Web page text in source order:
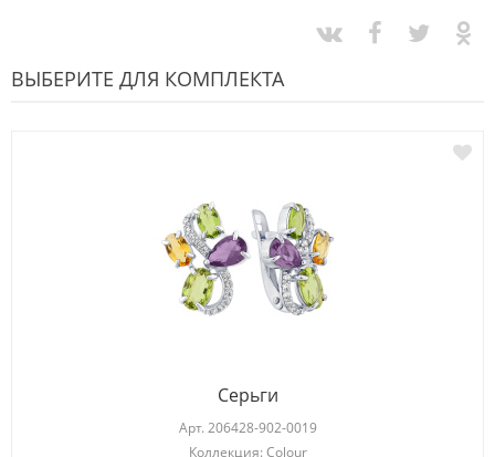
ВЫБЕРИТЕ ДЛЯ КОМПЛЕКТА
Серьги
Арт. 206428-902-0019
Коллекция: Colour